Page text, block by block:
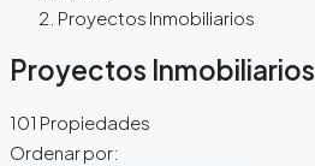
Proyectos Inmobiliarios
Proyectos Inmobiliarios
101 Propiedades
Ordenar por: